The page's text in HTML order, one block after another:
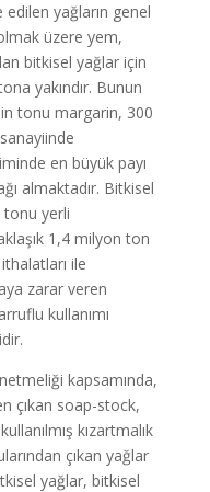
edilen yağların genel
üzere yem,
bitkisel yağlar için
yakındır. Bunun
tonu margarin, 300
en büyük payı
almaktadır. Bitkisel
tonu yerli
1,4 milyon ton
ile
zarar veren
kullanımı
kapsamında,
çıkan soap-stock,
kızartmalık
çıkan yağlar
yağlar, bitkisel